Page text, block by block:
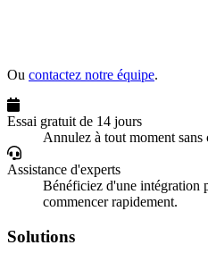
Ou contactez notre équipe.
Essai gratuit de 14 jours
Annulez à tout moment sans
Assistance d'experts
Bénéficiez d'une intégration
commencer rapidement.
Solutions